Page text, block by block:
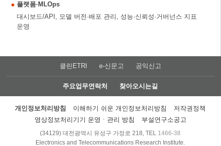
플랫폼·MLOps
대시보드/API, 모델 버전·배포 관리, 성능·신뢰성·거버넌스 지표
운영
클린ETRI e-신문고 공익신고
주요업무연락처 찾아오시는길
개인정보처리방침 이해하기 쉬운 개인정보처리방침
저작권정책
영상정보처리기기 운영ㆍ관리 방침
부설연구소공고
(34129) 대전광역시 유성구 가정로 218, TEL 1466-38
Electronics and Telecommunications Research Institute.